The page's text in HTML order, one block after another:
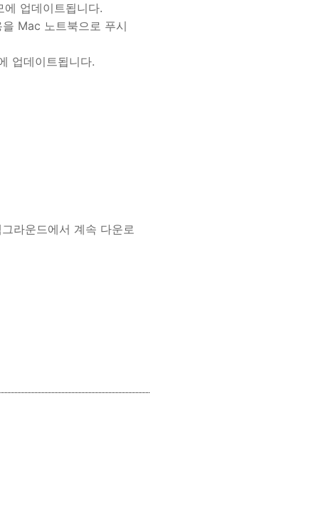
업데이트됩니다.
Mac 노트북으로 푸시
업데이트됩니다.
라운드에서 계속 다운로